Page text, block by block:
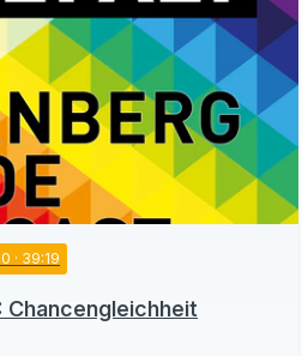
· 39:19
Chancengleichheit